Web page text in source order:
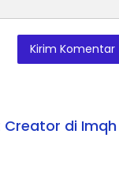
Creator di Imqh